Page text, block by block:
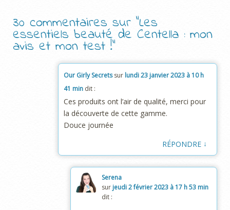
30 commentaires sur “Les
essentiels beauté de Centella : mon
avis et mon test !”
Our Girly Secretssur lundi 23 janvier 2023 à 10 h
41 min dit :
Ces produits ont l’air de qualité, merci pour
la découverte de cette gamme.
Douce journée
RÉPONDRE ↓
Serena
sur jeudi 2 février 2023 à 17 h 53 min
dit :